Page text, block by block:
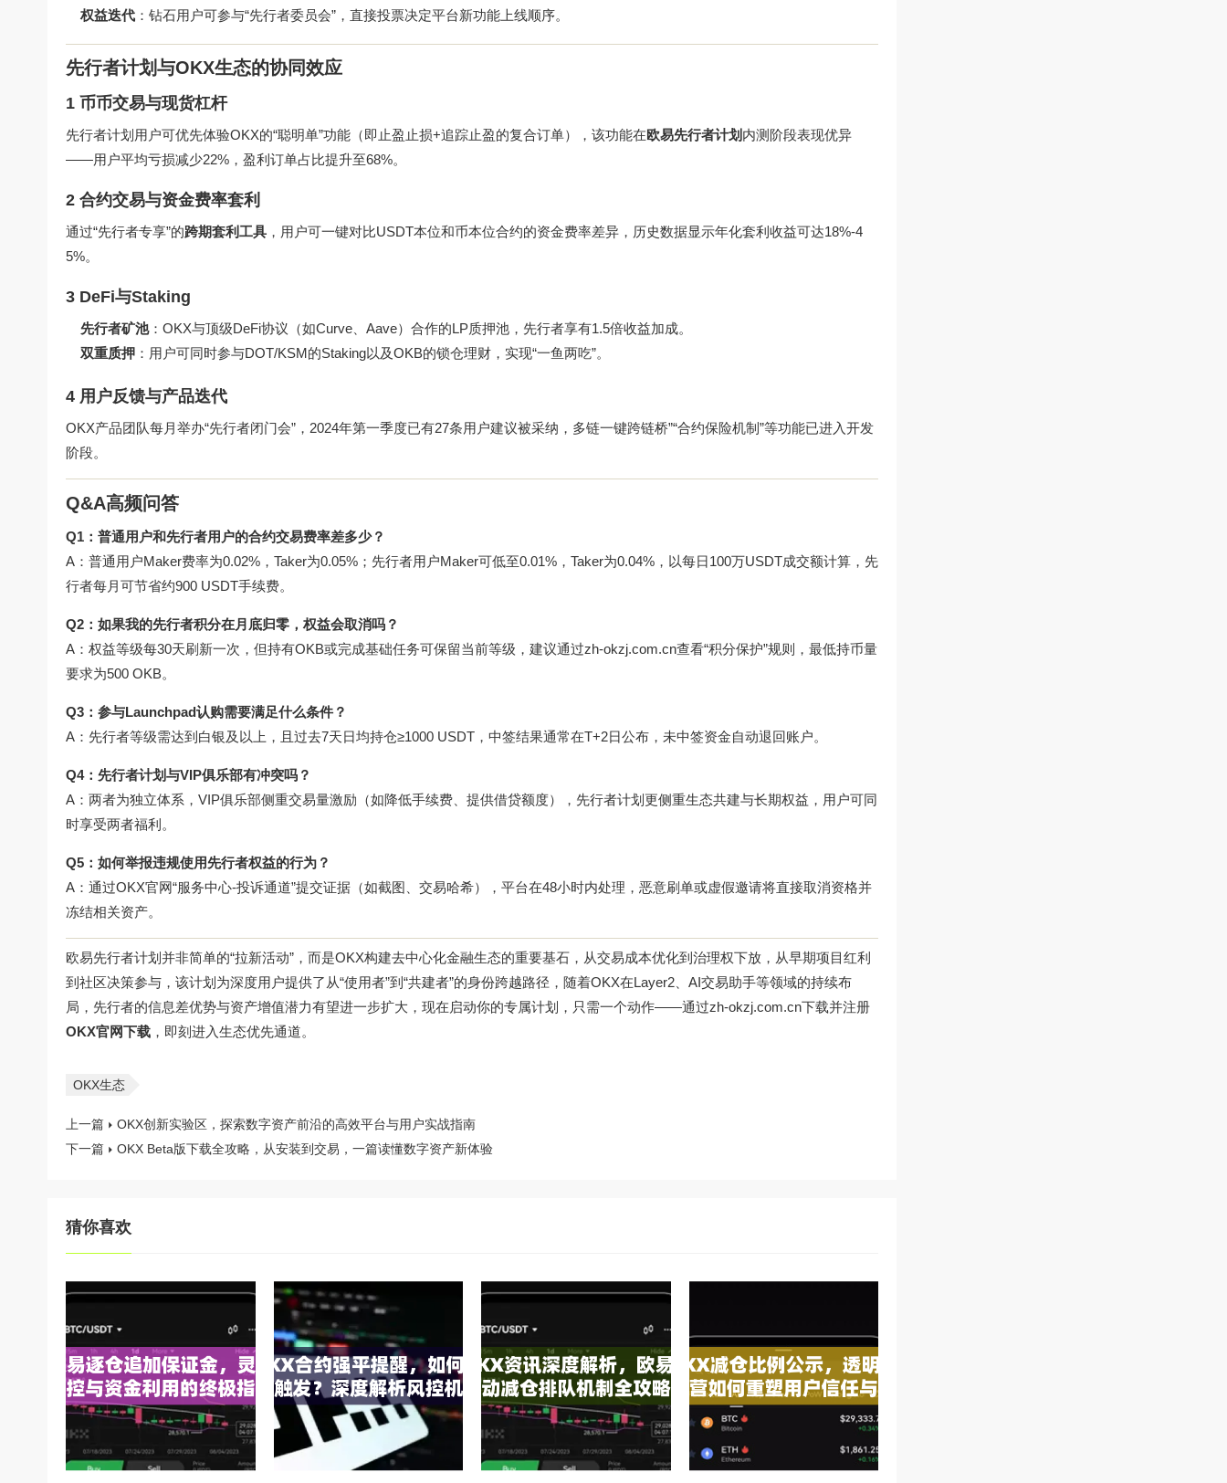
权益迭代 ：钻石用户可参与“先行者委员会”，直接投票决定平台新功能上线顺序。
先行者计划与OKX生态的协同效应
1 币币交易与现货杠杆
先行者计划用户可优先体验OKX的“聪明单”功能（即止盈止损+追踪止盈的复合订单），该功能在欧易先行者计划 内测阶段表现优异
——用户平均亏损减少22%，盈利订单占比提升至68%。
2 合约交易与资金费率套利
通过“先行者专享”的跨期套利工具 ，用户可一键对比USDT本位和币本位合约的资金费率差异，历史数据显示年化套利收益可达18%-4
5%。
3 DeFi与Staking
先行者矿池：OKX与顶级DeFi协议（如Curve、Aave）合作的LP质押池，先行者享有1.5倍收益加成。
双重质押 ：用户可同时参与DOT/KSM的Staking以及OKB的锁仓理财，实现“一鱼两吃”。
4 用户反馈与产品迭代
OKX产品团队每月举办“先行者闭门会”，2024年第一季度已有27条用户建议被采纳，多链一键跨链桥”“合约保险机制”等功能已进入开发
阶段。
Q&A高频问答
Q1：普通用户和先行者用户的合约交易费率差多少？
A：普通用户Maker费率为0.02%，Taker为0.05%；先行者用户Maker可低至0.01%，Taker为0.04%，以每日100万USDT成交额计算，先
行者每月可节省约900 USDT手续费。
Q2：如果我的先行者积分在月底归零，权益会取消吗？
A：权益等级每30天刷新一次，但持有OKB或完成基础任务可保留当前等级，建议通过zh-okzj.com.cn查看“积分保护”规则，最低持币量
要求为500 OKB。
Q3：参与Launchpad认购需要满足什么条件？
A：先行者等级需达到白银及以上，且过去7天日均持仓≥1000 USDT，中签结果通常在T+2日公布，未中签资金自动退回账户。
Q4：先行者计划与VIP俱乐部有冲突吗？
A：两者为独立体系，VIP俱乐部侧重交易量激励（如降低手续费、提供借贷额度），先行者计划更侧重生态共建与长期权益，用户可同
时享受两者福利。
Q5：如何举报违规使用先行者权益的行为？
A：通过OKX官网“服务中心-投诉通道”提交证据（如截图、交易哈希），平台在48小时内处理，恶意刷单或虚假邀请将直接取消资格并
冻结相关资产。
欧易先行者计划并非简单的“拉新活动”，而是OKX构建去中心化金融生态的重要基石，从交易成本优化到治理权下放，从早期项目红利
到社区决策参与，该计划为深度用户提供了从“使用者”到“共建者”的身份跨越路径，随着OKX在Layer2、AI交易助手等领域的持续布
局，先行者的信息差优势与资产增值潜力有望进一步扩大，现在启动你的专属计划，只需一个动作——通过zh-okzj.com.cn下载并注册
OKX官网下载 ，即刻进入生态优先通道。
OKX生态
上一篇
OKX创新实验区，探索数字资产前沿的高效平台与用户实战指南
下一篇
OKX Beta版下载全攻略，从安装到交易，一篇读懂数字资产新体验
猜你喜欢